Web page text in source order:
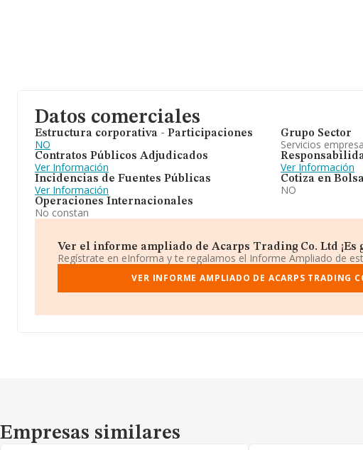
Datos comerciales
Estructura corporativa - Participaciones
NO
Contratos Públicos Adjudicados
Ver Información
Incidencias de Fuentes Públicas
Ver Información
Operaciones Internacionales
No constan
Grupo Sector
Servicios
Ver Información
Cotiza en
NO
Ver el informe ampliado de Acarps Trading Co. Ltd ¡Es
Regístrate en eInforma y te regalamos el Informe Ampliado de
VER INFORME AMPLIADO DE ACARPS TRADING
Empresas similares
Empresas similares